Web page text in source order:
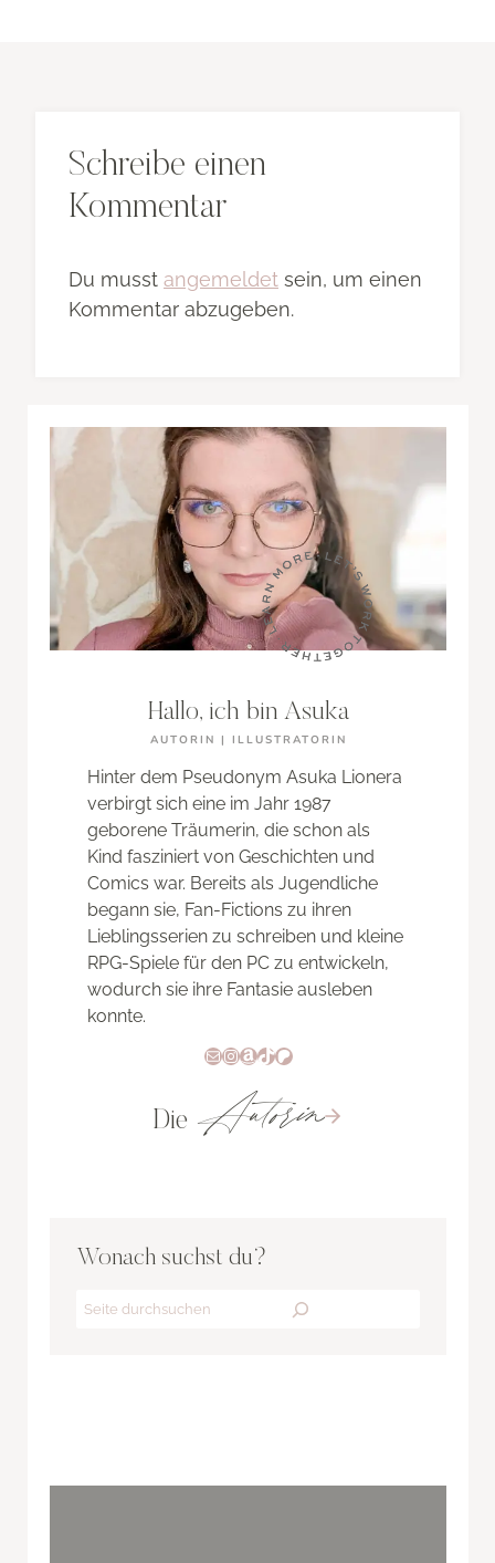
Schreibe einen
Kommentar
Du musst angemeldet sein, um einen
Kommentar abzugeben.
Hallo, ich bin Asuka
AUTORIN | ILLUSTRATORIN
Hinter dem Pseudonym Asuka Lionera
verbirgt sich eine im Jahr 1987
geborene Träumerin, die schon als
Kind fasziniert von Geschichten und
Comics war. Bereits als Jugendliche
begann sie, Fan-Fictions zu ihren
Lieblingsserien zu schreiben und kleine
RPG-Spiele für den PC zu entwickeln,
wodurch sie ihre Fantasie ausleben
konnte.
E-MailInstagram
Amazon
TikTok
Patreon
Die Autorin
Wonach suchst du?
Search